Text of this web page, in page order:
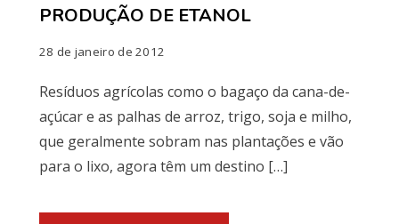
PRODUÇÃO DE ETANOL
28 de janeiro de 2012
Resíduos agrícolas como o bagaço da cana-de-
açúcar e as palhas de arroz, trigo, soja e milho,
que geralmente sobram nas plantações e vão
para o lixo, agora têm um destino […]